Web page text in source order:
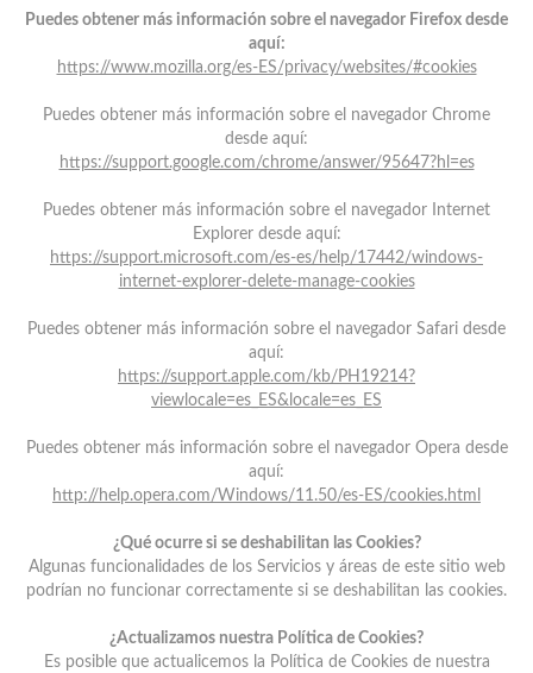
Puedes obtener más información sobre el navegador Firefox desde
aquí:
https://www.mozilla.org/es-ES/privacy/websites/#cookies
Puedes obtener más información sobre el navegador Chrome
desde aquí:
https://support.google.com/chrome/answer/95647?hl=es
Puedes obtener más información sobre el navegador Internet
Explorer desde aquí:
https://support.microsoft.com/es-es/help/17442/windows-
internet-explorer-delete-manage-cookies
Puedes obtener más información sobre el navegador Safari desde
aquí:
https://support.apple.com/kb/PH19214?
viewlocale=es_ES&locale=es_ES
Puedes obtener más información sobre el navegador Opera desde
aquí:
http://help.opera.com/Windows/11.50/es-ES/cookies.html
¿Qué ocurre si se deshabilitan las Cookies?
Algunas funcionalidades de los Servicios y áreas de este sitio web
podrían no funcionar correctamente si se deshabilitan las cookies.
¿Actualizamos nuestra Política de Cookies?
Es posible que actualicemos la Política de Cookies de nuestra